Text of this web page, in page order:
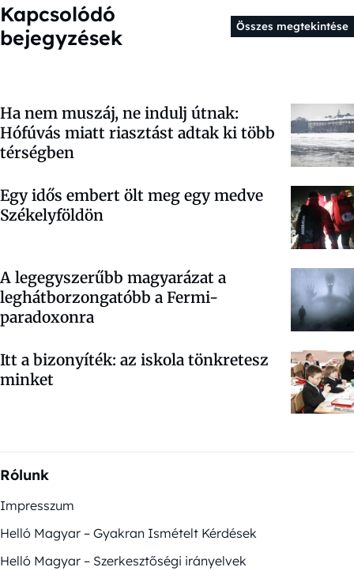
Kapcsolódó
bejegyzések
Összes megtekintése
Ha nem muszáj, ne indulj útnak:
Hófúvás miatt riasztást adtak ki több
térségben
Egy idős embert ölt meg egy medve
Székelyföldön
A legegyszerűbb magyarázat a
leghátborzongatóbb a Fermi-
paradoxonra
Itt a bizonyíték: az iskola tönkretesz
minket
Rólunk
Impresszum
Helló Magyar – Gyakran Ismételt Kérdések
Helló Magyar – Szerkesztőségi irányelvek